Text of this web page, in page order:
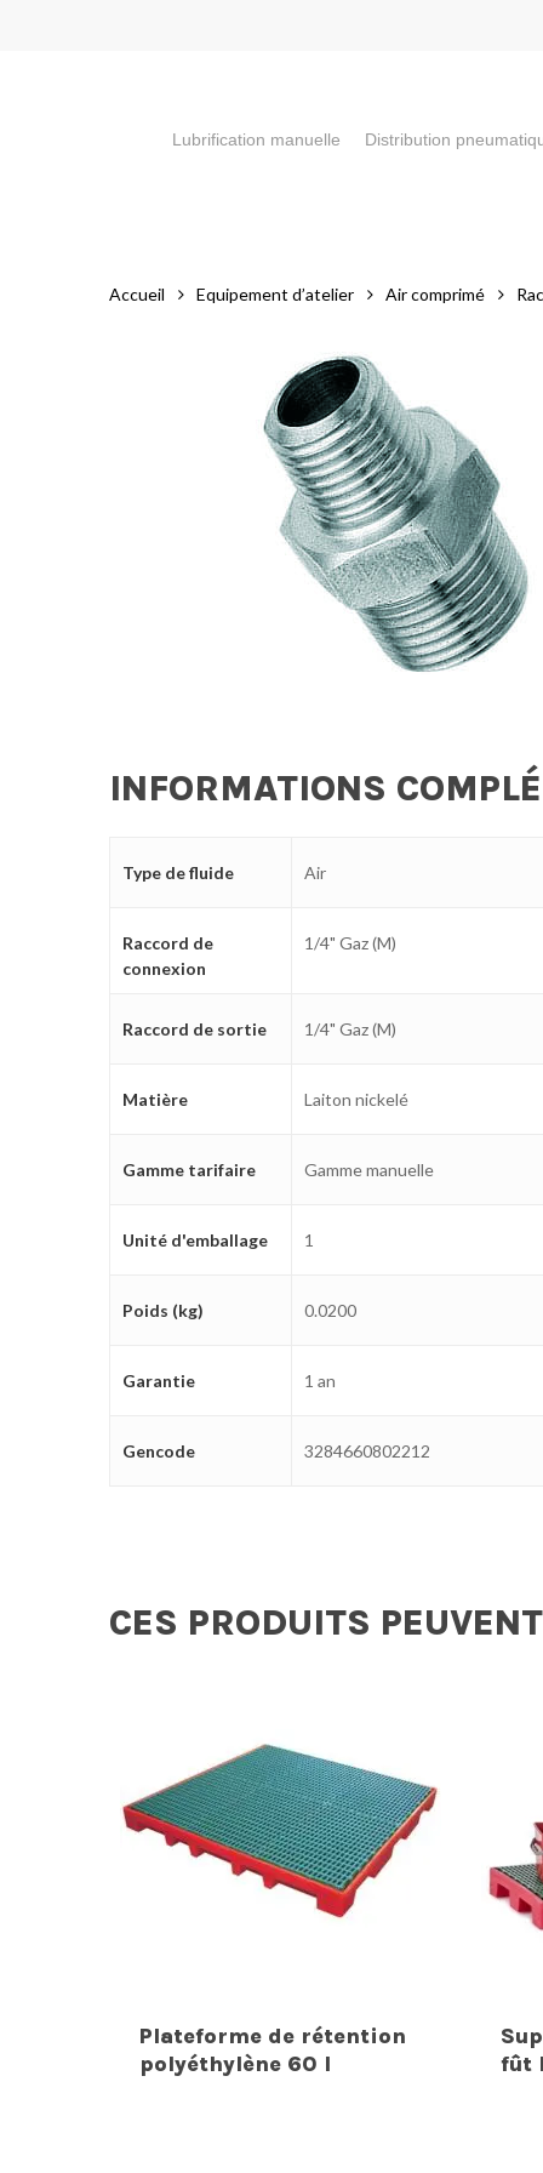
Lubrification manuelle Distribution
Accueil Equipement d’atelier Air comprimé
INFORMATIONS
Type de fluide Air
Raccord de
connexion
1/4" Gaz (M)
Raccord de sortie 1/4" Gaz (M)
Matière Laiton nickelé
Gamme tarifaire Gamme manuelle
Unité d'emballage 1
Poids (kg) 0.0200
Garantie 1 an
Gencode 3284660802212
CES PRODUITS
Plateforme de rétention
polyéthylène 60 l
fût